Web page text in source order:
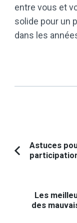
entre vous et
solide pour un
dans les
d'article
Article
Astuces
Les
des